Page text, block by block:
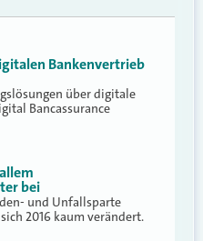
Bankenvertrieb
über digitale
Bancassurance
bei
und Unfallsparte
2016 kaum verändert.